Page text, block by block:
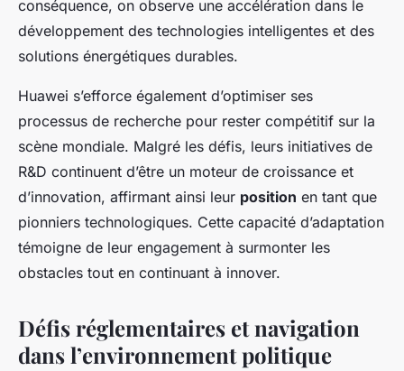
conséquence, on observe une accélération dans le
développement des technologies intelligentes et des
solutions énergétiques durables.
Huawei s’efforce également d’optimiser ses
processus de recherche pour rester compétitif sur la
scène mondiale. Malgré les défis, leurs initiatives de
R&D continuent d’être un moteur de croissance et
d’innovation, affirmant ainsi leur position en tant que
pionniers technologiques. Cette capacité d’adaptation
témoigne de leur engagement à surmonter les
obstacles tout en continuant à innover.
Défis réglementaires et navigation
dans l’environnement politique